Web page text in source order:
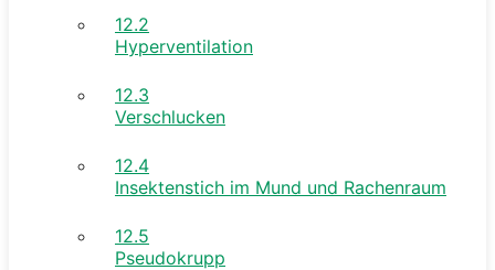
12.2
Hyperventilation
12.3
Verschlucken
12.4
Insektenstich im Mund und Rachenraum
12.5
Pseudokrupp